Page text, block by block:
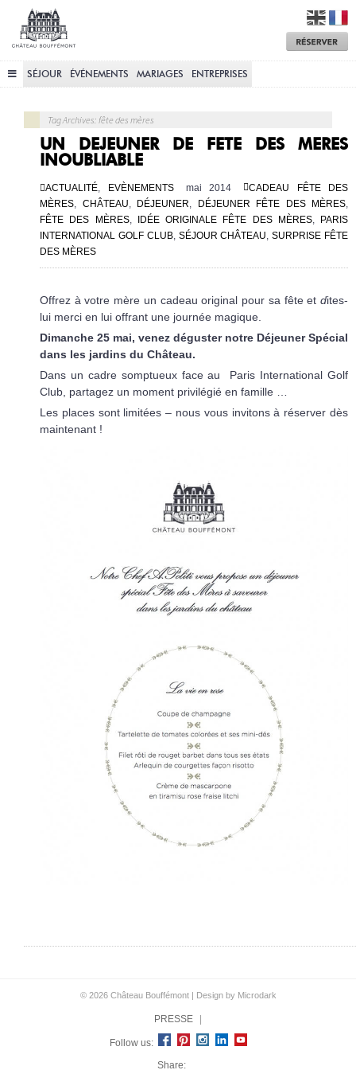
SÉJOUR ÉVÉNEMENTS MARIAGES ENTREPRISES
Tag Archives: fête des mères
UN DEJEUNER DE FETE DES MERES
INOUBLIABLE
ACTUALITÉ, EVÈNEMENTS mai 2014
CADEAU FÊTE DES
MÈRES, CHÂTEAU, DÉJEUNER, DÉJEUNER FÊTE DES MÈRES,
FÊTE DES MÈRES, IDÉE ORIGINALE FÊTE DES MÈRES,
PARIS
INTERNATIONAL GOLF CLUB, SÉJOUR CHÂTEAU,SURPRISE FÊTE
DES MÈRES
Offrez à votre mère un cadeau original pour sa fête et dites-
lui merci en lui offrant une journée magique.
Dimanche 25 mai, venez déguster notre Déjeuner Spécial
dans les jardins du Château.
Dans un cadre somptueux face au Paris International Golf
Club, partagez un moment privilégié en famille …
Les places sont limitées – nous vous invitons à réserver dès
maintenant !
© 2026 Château Bouffémont | Design by Microdark
PRESSE
Follow us:
Share: